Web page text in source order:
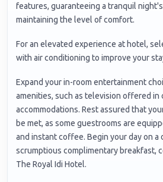
features, guaranteeing a tranquil
maintaining the level of comfort.
For an elevated experience at hotel,
with air conditioning to improve your
Expand your in-room entertainment
amenities, such as television offered in
accommodations. Rest assured that
be met, as some guestrooms are
and instant coffee. Begin your day on
scrumptious complimentary breakfast,
The Royal Idi Hotel.